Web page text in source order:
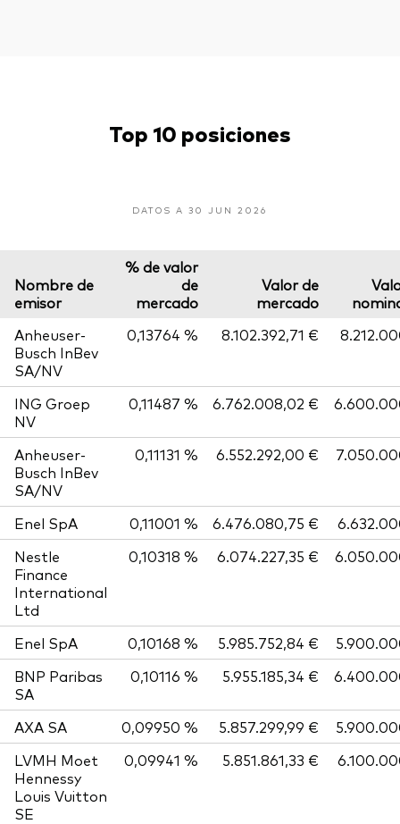
Top 10 posiciones
DATOS A 30 JUN 2026
Nombre de
emisor
% de valor
de
mercado
Valor de
mercado
Anheuser-
Busch InBev
SA/NV
0,13764 % 8.102.392,71 €
ING Groep
NV
0,11487 % 6.762.008,02 €
Anheuser-
Busch InBev
SA/NV
0,11131 % 6.552.292,00 €
Enel SpA 0,11001 % 6.476.080,75 €
Nestle
Finance
International
Ltd
0,10318 % 6.074.227,35 €
Enel SpA 0,10168 % 5.985.752,84 €
BNP Paribas
SA
0,10116 % 5.955.185,34 €
AXA SA 0,09950 % 5.857.299,99 €
LVMH Moet
Hennessy
Louis Vuitton
SE
0,09941 % 5.851.861,33 €